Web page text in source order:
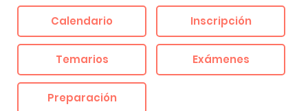
Calendario Inscripción
Temarios Exámenes
Preparación